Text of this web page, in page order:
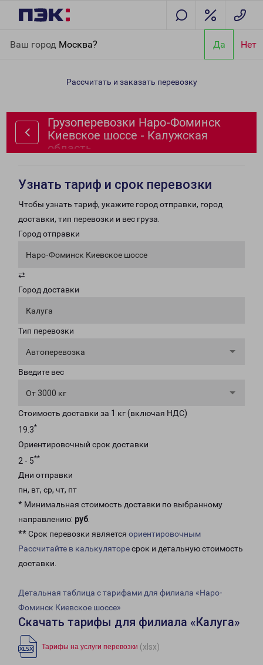
Ваш город Москва? Да Нет
Киевское шоссе - Калужская область
Рассчитать и заказать перевозку
Грузоперевозки Наро-Фоминск
Киевское шоссе - Калужская
область
Узнать тариф и срок перевозки
Чтобы узнать тариф, укажите город отправки, город
доставки, тип перевозки и вес груза.
Город отправки
Наро-Фоминск Киевское шоссе
⇄
Город доставки
Калуга
Тип перевозки
Автоперевозка
Введите вес
От 3000 кг
Стоимость доставки за 1 кг (включая НДС)
19.3*
Ориентировочный срок доставки
2 - 5**
Дни отправки
пн, вт, ср, чт, пт
* Минимальная стоимость доставки по выбранному
направлению: руб.
** Срок перевозки является ориентировочным
Рассчитайте в калькуляторесрок и детальную стоимость
доставки.
Детальная таблица с тарифами для филиала «Наро-
Фоминск Киевское шоссе»
Скачать тарифы для филиала «Калуга»
Тарифы на услуги перевозки (xlsx)